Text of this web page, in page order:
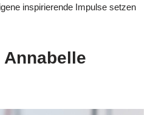
inspirierende Impulse setzen
Annabelle